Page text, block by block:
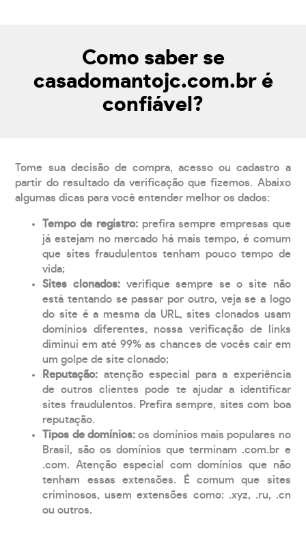
Como saber se
casadomantojc.com.br é
confiável?
Tome sua decisão de compra, acesso ou cadastro a
partir do resultado da verificação que fizemos. Abaixo
algumas dicas para você entender melhor os dados:
Tempo de registro: prefira sempre empresas que
já estejam no mercado há mais tempo, é comum
que sites fraudulentos tenham pouco tempo de
vida;
Sites clonados: verifique sempre se o site não
está tentando se passar por outro, veja se a logo
do site é a mesma da URL, sites clonados usam
domínios diferentes, nossa verificação de links
diminui em até 99% as chances de vocês cair em
um golpe de site clonado;
Reputação: atenção especial para a experiência
de outros clientes pode te ajudar a identificar
sites fraudulentos. Prefira sempre, sites com boa
reputação.
Tipos de domínios:os domínios mais populares no
Brasil, são os domínios que terminam .com.br e
.com. Atenção especial com domínios que não
tenham essas extensões. É comum que sites
criminosos, usem extensões como: .xyz, .ru, .cn
ou outros.